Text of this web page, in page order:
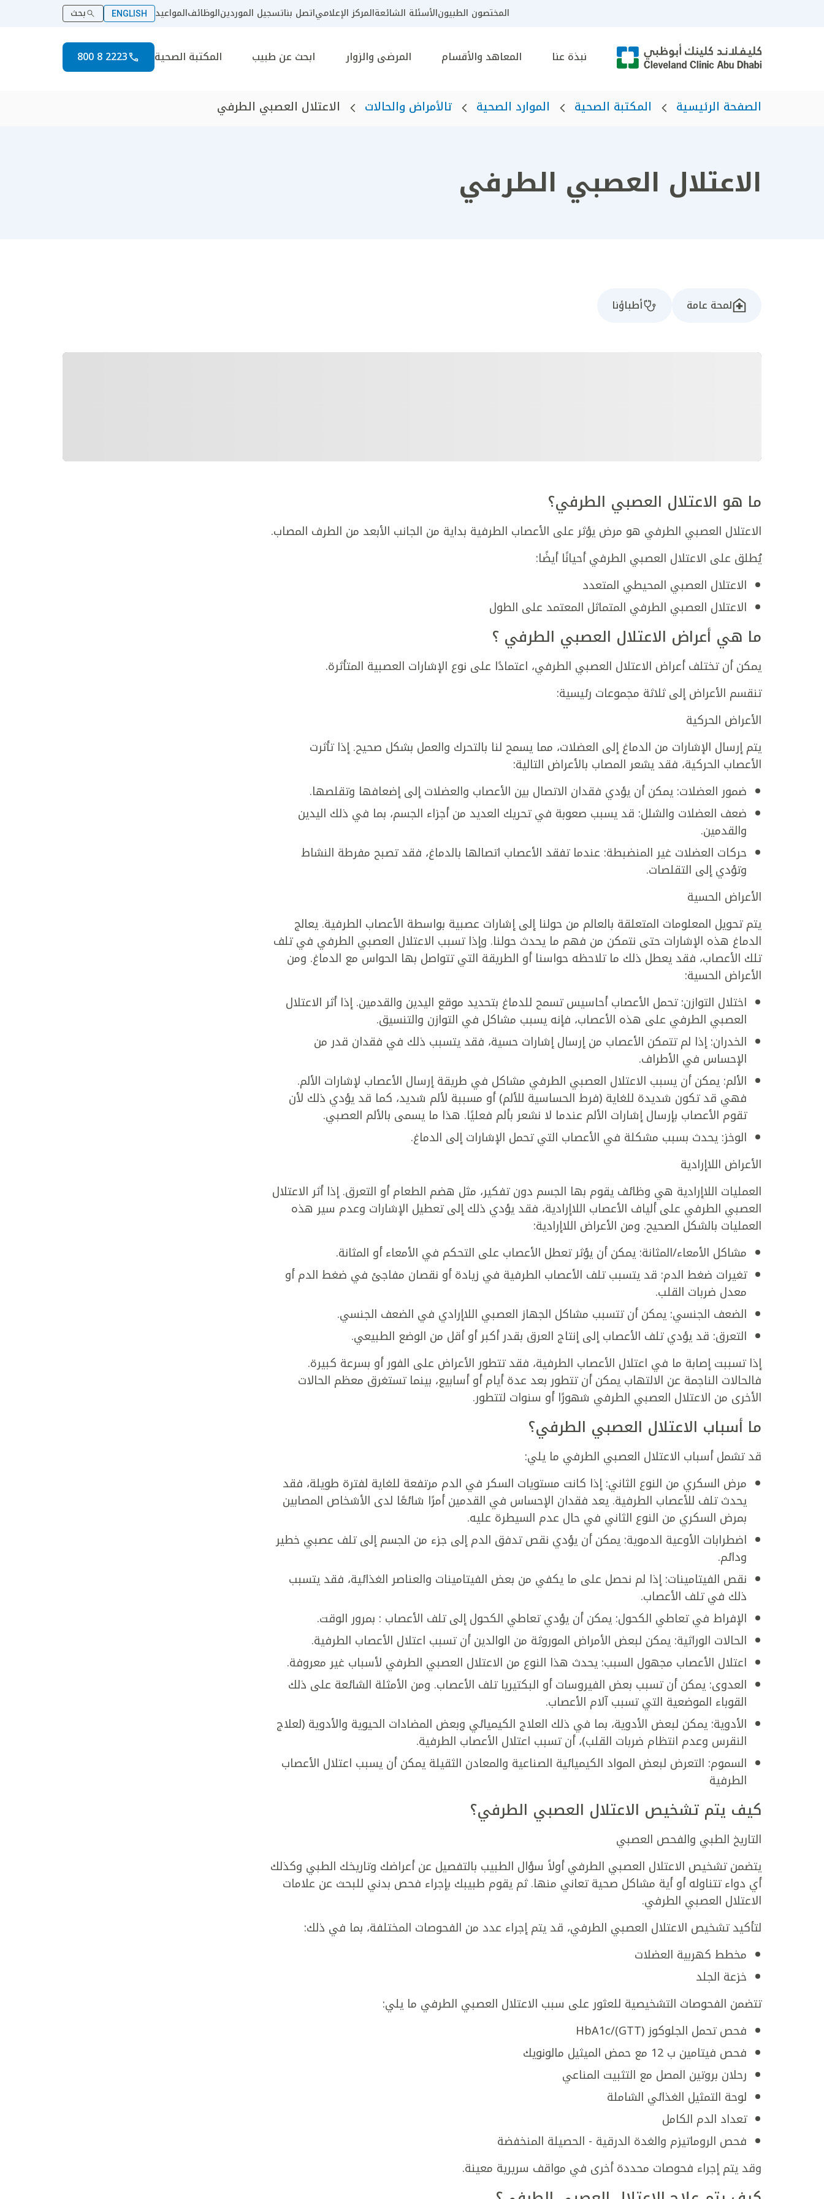
المختصون الطبيونالأسئلة الشائعةالمركز الإعلامياتصل بناتسجيل الموردينالوظائفالمواعيد ENGLISH بحث
نبذة عنا المعاهد والأقسام المرضى والزوار ابحث عن طبيب المكتبة الصحية 2223 8 800
الصفحة الرئيسية المكتبة الصحية الموارد الصحية تالأمراض والحالات الاعتلال العصبي الطرفي
الاعتلال العصبي الطرفي
لمحة عامة أطباؤنا
ما هو الاعتلال العصبي الطرفي؟
الاعتلال العصبي الطرفي هو مرض يؤثر على الأعصاب الطرفية بداية من الجانب الأبعد من الطرف المصاب.
يُطلق على الاعتلال العصبي الطرفي أحيانًا أيضًا:
الاعتلال العصبي المحيطي المتعدد
الاعتلال العصبي الطرفي المتماثل المعتمد على الطول
ما هي أعراض الاعتلال العصبي الطرفي ؟
يمكن أن تختلف أعراض الاعتلال العصبي الطرفي، اعتمادًا على نوع الإشارات العصبية المتأثرة.
تنقسم الأعراض إلى ثلاثة مجموعات رئيسية:
الأعراض الحركية
يتم إرسال الإشارات من الدماغ إلى العضلات، مما يسمح لنا بالتحرك والعمل بشكل صحيح. إذا تأثرت
الأعصاب الحركية، فقد يشعر المصاب بالأعراض التالية:
ضمور العضلات: يمكن أن يؤدي فقدان الاتصال بين الأعصاب والعضلات إلى إضعافها وتقلصها.
ضعف العضلات والشلل: قد يسبب صعوبة في تحريك العديد من أجزاء الجسم، بما في ذلك اليدين
والقدمين.
حركات العضلات غير المنضبطة: عندما تفقد الأعصاب اتصالها بالدماغ، فقد تصبح مفرطة النشاط
وتؤدي إلى التقلصات.
الأعراض الحسية
يتم تحويل المعلومات المتعلقة بالعالم من حولنا إلى إشارات عصبية بواسطة الأعصاب الطرفية. يعالج
الدماغ هذه الإشارات حتى نتمكن من فهم ما يحدث حولنا. وإذا تسبب الاعتلال العصبي الطرفي في تلف
تلك الأعصاب، فقد يعطل ذلك ما تلاحظه حواسنا أو الطريقة التي تتواصل بها الحواس مع الدماغ. ومن
الأعراض الحسية:
اختلال التوازن: تحمل الأعصاب أحاسيس تسمح للدماغ بتحديد موقع اليدين والقدمين. إذا أثر الاعتلال
العصبي الطرفي على هذه الأعصاب، فإنه يسبب مشاكل في التوازن والتنسيق.
الخدران: إذا لم تتمكن الأعصاب من إرسال إشارات حسية، فقد يتسبب ذلك في فقدان قدر من
الإحساس في الأطراف.
الألم: يمكن أن يسبب الاعتلال العصبي الطرفي مشاكل في طريقة إرسال الأعصاب لإشارات الألم.
فهي قد تكون شديدة للغاية (فرط الحساسية للألم) أو مسببة لألم شديد، كما قد يؤدي ذلك لأن
تقوم الأعصاب بإرسال إشارات الألم عندما لا نشعر بألم فعليًا. هذا ما يسمى بالألم العصبي.
الوخز: يحدث بسبب مشكلة في الأعصاب التي تحمل الإشارات إلى الدماغ.
الأعراض اللاإرادية
العمليات اللاإرادية هي وظائف يقوم بها الجسم دون تفكير، مثل هضم الطعام أو التعرق. إذا أثر الاعتلال
العصبي الطرفي على ألياف الأعصاب اللاإرادية، فقد يؤدي ذلك إلى تعطيل الإشارات وعدم سير هذه
العمليات بالشكل الصحيح. ومن الأعراض اللاإرادية:
مشاكل الأمعاء/المثانة: يمكن أن يؤثر تعطل الأعصاب على التحكم في الأمعاء أو المثانة.
تغيرات ضغط الدم: قد يتسبب تلف الأعصاب الطرفية في زيادة أو نقصان مفاجئ في ضغط الدم أو
معدل ضربات القلب.
الضعف الجنسي: يمكن أن تتسبب مشاكل الجهاز العصبي اللاإرادي في الضعف الجنسي.
التعرق: قد يؤدي تلف الأعصاب إلى إنتاج العرق بقدر أكبر أو أقل من الوضع الطبيعي.
إذا تسببت إصابة ما في اعتلال الأعصاب الطرفية، فقد تتطور الأعراض على الفور أو بسرعة كبيرة.
فالحالات الناجمة عن الالتهاب يمكن أن تتطور بعد عدة أيام أو أسابيع، بينما تستغرق معظم الحالات
الأخرى من الاعتلال العصبي الطرفي شهورًا أو سنوات لتتطور.
ما أسباب الاعتلال العصبي الطرفي؟
قد تشمل أسباب الاعتلال العصبي الطرفي ما يلي:
مرض السكري من النوع الثاني: إذا كانت مستويات السكر في الدم مرتفعة للغاية لفترة طويلة، فقد
يحدث تلف للأعصاب الطرفية. يعد فقدان الإحساس في القدمين أمرًا شائعًا لدى الأشخاص المصابين
بمرض السكري من النوع الثاني في حال عدم السيطرة عليه.
اضطرابات الأوعية الدموية: يمكن أن يؤدي نقص تدفق الدم إلى جزء من الجسم إلى تلف عصبي خطير
ودائم.
نقص الفيتامينات: إذا لم نحصل على ما يكفي من بعض الفيتامينات والعناصر الغذائية، فقد يتسبب
ذلك في تلف الأعصاب.
الإفراط في تعاطي الكحول: يمكن أن يؤدي تعاطي الكحول إلى تلف الأعصاب : بمرور الوقت.
الحالات الوراثية: يمكن لبعض الأمراض الموروثة من الوالدين أن تسبب اعتلال الأعصاب الطرفية.
اعتلال الأعصاب مجهول السبب: يحدث هذا النوع من الاعتلال العصبي الطرفي لأسباب غير معروفة.
العدوى: يمكن أن تسبب بعض الفيروسات أو البكتيريا تلف الأعصاب. ومن الأمثلة الشائعة على ذلك
القوباء الموضعية التي تسبب آلام الأعصاب.
الأدوية: يمكن لبعض الأدوية، بما في ذلك العلاج الكيميائي وبعض المضادات الحيوية والأدوية (لعلاج
النقرس وعدم انتظام ضربات القلب)، أن تسبب اعتلال الأعصاب الطرفية.
السموم: التعرض لبعض المواد الكيميائية الصناعية والمعادن الثقيلة يمكن أن يسبب اعتلال الأعصاب
الطرفية
كيف يتم تشخيص الاعتلال العصبي الطرفي؟
التاريخ الطبي والفحص العصبي
يتضمن تشخيص الاعتلال العصبي الطرفي أولاً سؤال الطبيب بالتفصيل عن أعراضك وتاريخك الطبي وكذلك
أي دواء تتناوله أو أية مشاكل صحية تعاني منها. ثم يقوم طبيبك بإجراء فحص بدني للبحث عن علامات
الاعتلال العصبي الطرفي.
لتأكيد تشخيص الاعتلال العصبي الطرفي، قد يتم إجراء عدد من الفحوصات المختلفة، بما في ذلك:
مخطط كهربية العضلات
خزعة الجلد
تتضمن الفحوصات التشخيصية للعثور على سبب الاعتلال العصبي الطرفي ما يلي:
فحص تحمل الجلوكوز (GTT)/HbA1c
فحص فيتامين ب 12 مع حمض الميثيل مالونويك
رحلان بروتين المصل مع التثبيت المناعي
لوحة التمثيل الغذائي الشاملة
تعداد الدم الكامل
فحص الروماتيزم والغدة الدرقية - الحصيلة المنخفضة
وقد يتم إجراء فحوصات محددة أخرى في مواقف سريرية معينة.